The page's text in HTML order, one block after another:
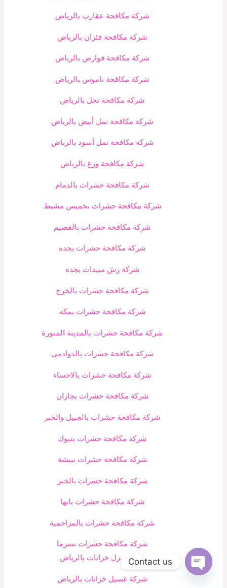
شركة مكافحة عقارب بالرياض
شركة مكافحة فئران بالرياض
شركة مكافحة قوارض بالرياض
شركة مكافحة ناموس بالرياض
شركة مكافحة نحل بالرياض
شركة مكافحة نمل أبيض بالرياض
شركة مكافحة نمل أسود بالرياض
شركة مكافحة وزغ بالرياض
شركة مكافحة حشرات بالدمام
شركة مكافحة حشرات بخميس مشيط
شركة مكافحة حشرات بالقصيم
شركة مكافحة حشرات بجده
شركة رش مبيدات بجده
شركة مكافحة حشرات بالخرج
شركة مكافحة حشرات بمكه
شركة مكافحة حشرات بالمدينة المنورة
شركة مكافحة حشرات بالدوادمي
شركة مكافحة حشرات بالاحساء
شركة مكافحة حشرات بجازان
شركة مكافحة حشرات بالجبيل والخبر
شركة مكافحة حشرات بتبوك
شركة مكافحة حشرات ببيشة
شركة مكافحة حشرات بالخبر
شركة مكافحة حشرات بابها
شركة مكافحة حشرات بالمزاحمية
شركة مكافحة حشرات بضرما
شركة عزل خزانات بالرياض
شركة غسيل خزانات بالرياض
Contact us
Open